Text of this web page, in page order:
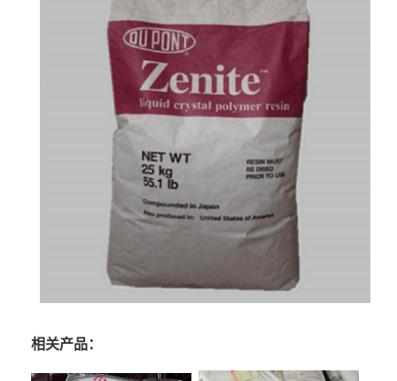
相关产品：